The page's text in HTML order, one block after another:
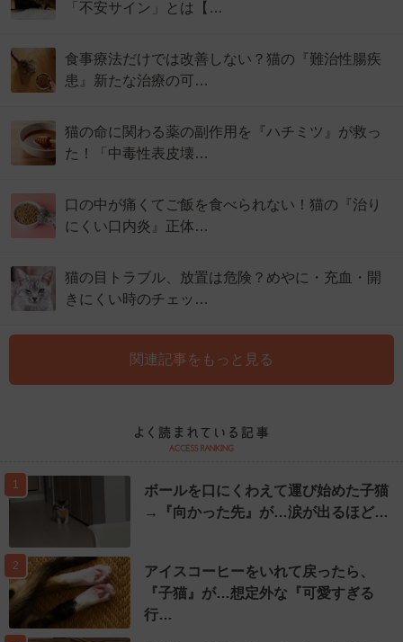
「不安サイン」とは【…
食事療法だけでは改善しない？猫の『難治性腸疾
患』新たな治療の可…
猫の命に関わる薬の副作用を『ハチミツ』が救っ
た！「中毒性表皮壊…
口の中が痛くてご飯を食べられない！猫の『治り
にくい口内炎』正体…
猫の目トラブル、放置は危険？めやに・充血・開
きにくい時のチェッ…
関連記事をもっと見る
1
ボールを口にくわえて運び始めた子猫
→『向かった先』が…涙が出るほど…
2
アイスコーヒーをいれて戻ったら、
『子猫』が…想定外な『可愛すぎる
行…